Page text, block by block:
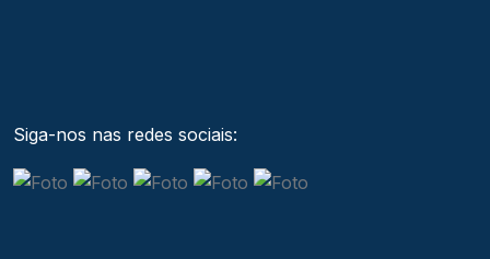
Siga-nos nas redes sociais: